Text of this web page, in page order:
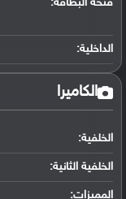
فتحة البطاقة:
الداخلية:
الكاميرا
الخلفية:
الخلفية الثانية:
المميزات: